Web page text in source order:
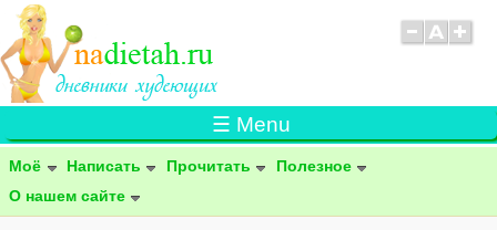
☰ Menu
Моё Написать Прочитать
Полезное
О нашем сайте